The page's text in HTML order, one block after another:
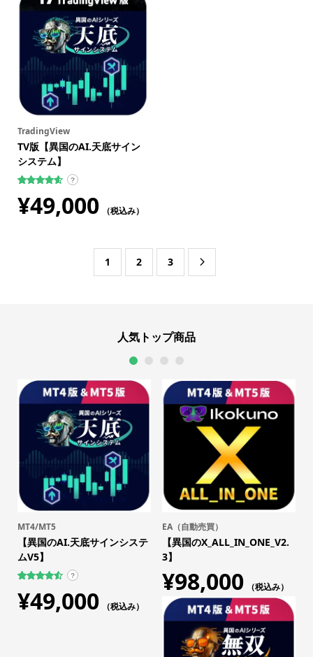
TradingView
TV版【異国のAI.天底サイン
システム】
者評価に
基づく5段
?
¥49,000 （税込み）
1 2 3 
人気トップ商品
MT4/MT5
【異国のAI.天底サインシステ
ムV5】
者評価に
基づく5段
?
¥49,000 （税込み）
EA（自動売買）
【異国のX_ALL_IN_ONE_V2.
3】
¥98,000 （税込み）
1 2 3 4